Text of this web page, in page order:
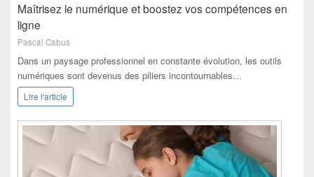
Maîtrisez le numérique et boostez vos compétences en
ligne
Pascal Cabus
Dans un paysage professionnel en constante évolution, les outils
numériques sont devenus des piliers incontournables…
Lire l'article